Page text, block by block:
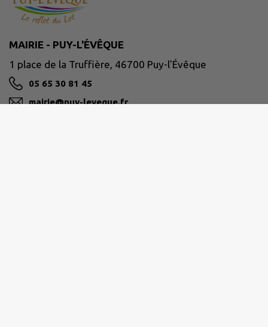
MAIRIE - PUY-L'ÉVÊQUE
1 place de la Truffière, 46700 Puy-l'Évêque
05 65 30 81 45
mairie@puy-leveque.fr